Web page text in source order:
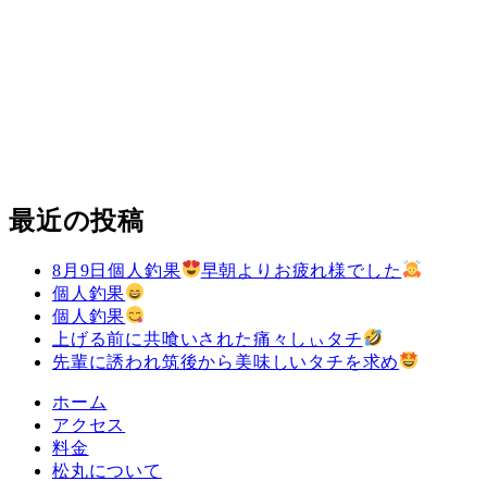
最近の投稿
8月9日個人釣果
早朝よりお疲れ様でした
個人釣果
個人釣果
上げる前に共喰いされた痛々しぃタチ
先輩に誘われ筑後から美味しいタチを求め
ホーム
アクセス
料金
松丸について